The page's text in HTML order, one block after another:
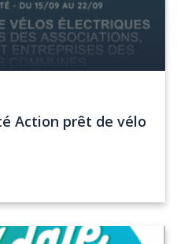
Action prêt de vélo